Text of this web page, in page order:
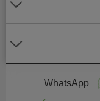
WhatsApp